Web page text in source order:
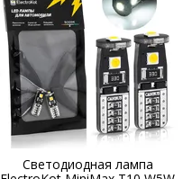
Светодиодная лампа